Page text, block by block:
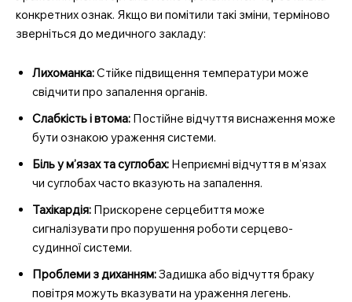
конкретних ознак. Якщо ви помітили такі зміни, терміново
зверніться до медичного закладу:
Лихоманка:Стійке підвищення температури може
свідчити про запалення органів.
Слабкість і втома: Постійне відчуття виснаження може
бути ознакою ураження системи.
Біль у м’язах та суглобах: Неприємні відчуття в м’язах
чи суглобах часто вказують на запалення.
Тахікардія: Прискорене серцебиття може
сигналізувати про порушення роботи серцево-
судинної системи.
Проблеми з диханням:Задишка або відчуття браку
повітря можуть вказувати на ураження легень.